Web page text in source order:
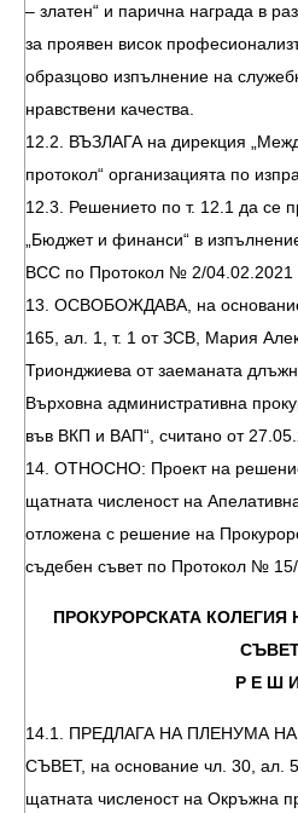
– златен“ и парична награда в
за проявен висок
образцово изпълнение на
нравствени качества.
12.2. ВЪЗЛАГА на дирекция
протокол“ организацията по
12.3. Решението по т. 12.1 да се
„Бюджет и финанси“ в
ВСС по Протокол № 2/04.02.2021
13. ОСВОБОЖДАВА, на основание
165, ал. 1, т. 1 от ЗСВ, Мария
Трионджиева от заеманата
Върховна административна
във ВКП и ВАП“, считано от
14. ОТНОСНО: Проект на
щатната численост на
отложена с решение на
съдебен съвет по Протокол №
ПРОКУРОРСКАТА
Р Е Ш
14.1. ПРЕДЛАГА НА ПЛЕНУМА
СЪВЕТ, на основание чл. 30, ал.
щатната численост на Окръжна